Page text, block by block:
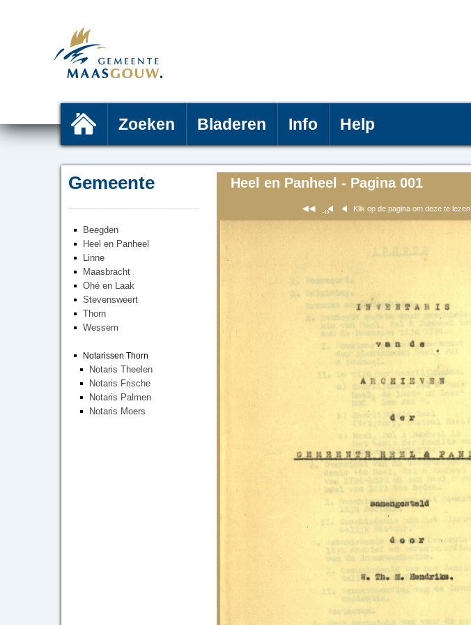
Zoeken Bladeren Info Help
Gemeente
Beegden
Heel en Panheel
Linne
Maasbracht
Ohé en Laak
Stevensweert
Thorn
Wessem
Notarissen Thorn
Notaris Theelen
Notaris Frische
Notaris Palmen
Notaris Moers
Heel en Panheel - Pagina 001
Klik op de pagina om deze te lezen